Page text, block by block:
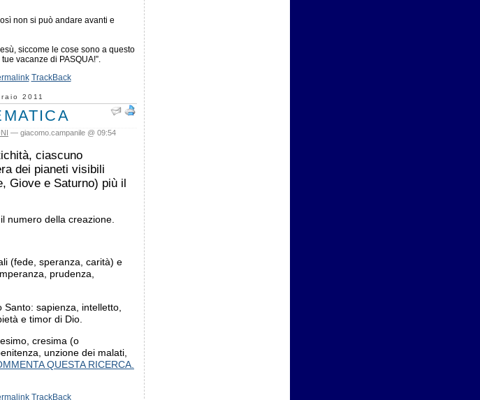
non si può andare avanti e
siccome le cose sono a questo
vacanze di PASQUA!”.
TrackBack
2011
— giacomo.campanile @ 09:54
ciascuno
dei pianeti visibili
Giove e Saturno) più il
numero della creazione.
(fede, speranza, carità) e
prudenza,
Santo: sapienza, intelletto,
e timor di Dio.
cresima (o
unzione dei malati,
QUESTA RICERCA.
TrackBack